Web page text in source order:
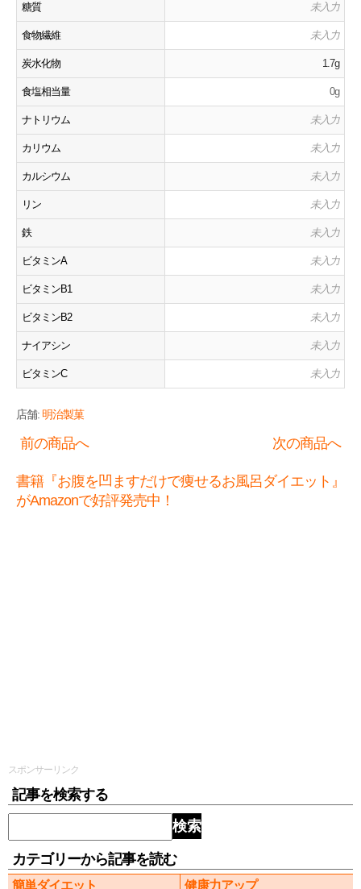
糖質 未入力
食物繊維 未入力
炭水化物 1.7g
食塩相当量 0g
ナトリウム 未入力
カリウム 未入力
カルシウム 未入力
リン 未入力
鉄 未入力
ビタミンA 未入力
ビタミンB1 未入力
ビタミンB2 未入力
ナイアシン 未入力
ビタミンC 未入力
店舗: 明治製菓
前の商品へ 次の商品へ
書籍『お腹を凹ますだけで痩せるお風呂ダイエット』
がAmazonで好評発売中！
スポンサーリンク
記事を検索する
検索
カテゴリーから記事を読む
簡単ダイエット 健康力アップ